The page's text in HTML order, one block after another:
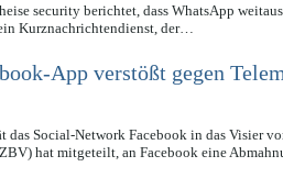
security berichtet, dass WhatsApp
Kurznachrichtendienst, der…
App verstößt gegen
das Social-Network Facebook in das Visier
hat mitgeteilt, an Facebook eine